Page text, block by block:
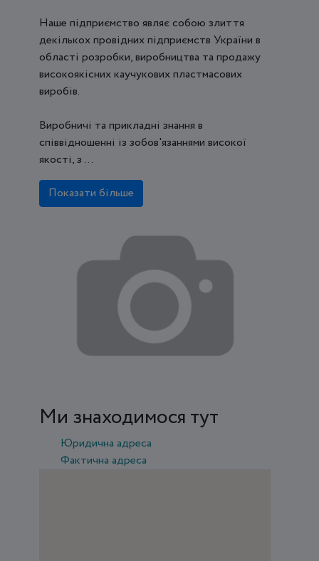
Наше підприємство являє собою злиття
декількох провідних підприємств України в
області розробки, виробництва та продажу
високоякісних каучукових пластмасових
виробів.
Виробничі та прикладні знання в
співвідношенні із зобов'язаннями високої
якості, з ...
Показати більше
Ми знаходимося тут
Юридична адреса
Фактична адреса